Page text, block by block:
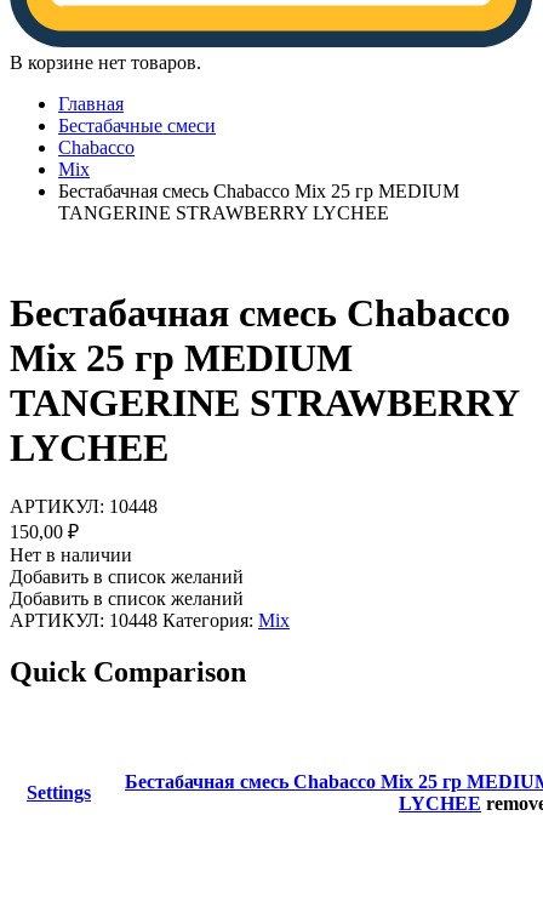
В корзине нет товаров.
Главная
Бестабачные смеси
Chabacco
Mix
Бестабачная смесь Chabacco Mix 25 гр MEDIUM
TANGERINE STRAWBERRY LYCHEE
Бестабачная смесь Chabacco
Mix 25 гр MEDIUM
TANGERINE STRAWBERRY
LYCHEE
АРТИКУЛ: 10448
150,00 ₽
Нет в наличии
Добавить в список желаний
Добавить в список желаний
АРТИКУЛ: 10448 Категория: Mix
Quick Comparison
Settings
Бестабачная смесь Chabacco Mix 25 гр
LYCHEE